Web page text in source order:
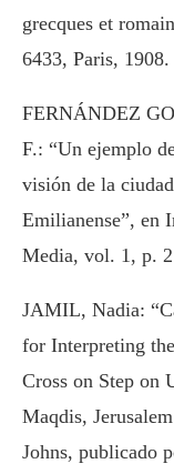
grecques et
6433, Paris, 1908.
FERNÁNDEZ
F.: “Un ejemplo
visión de la
Emilianense”, en
Media, vol. 1, p.
JAMIL, Nadia:
for Interpreting
Cross on Step on
Maqdis,
Johns, publicado